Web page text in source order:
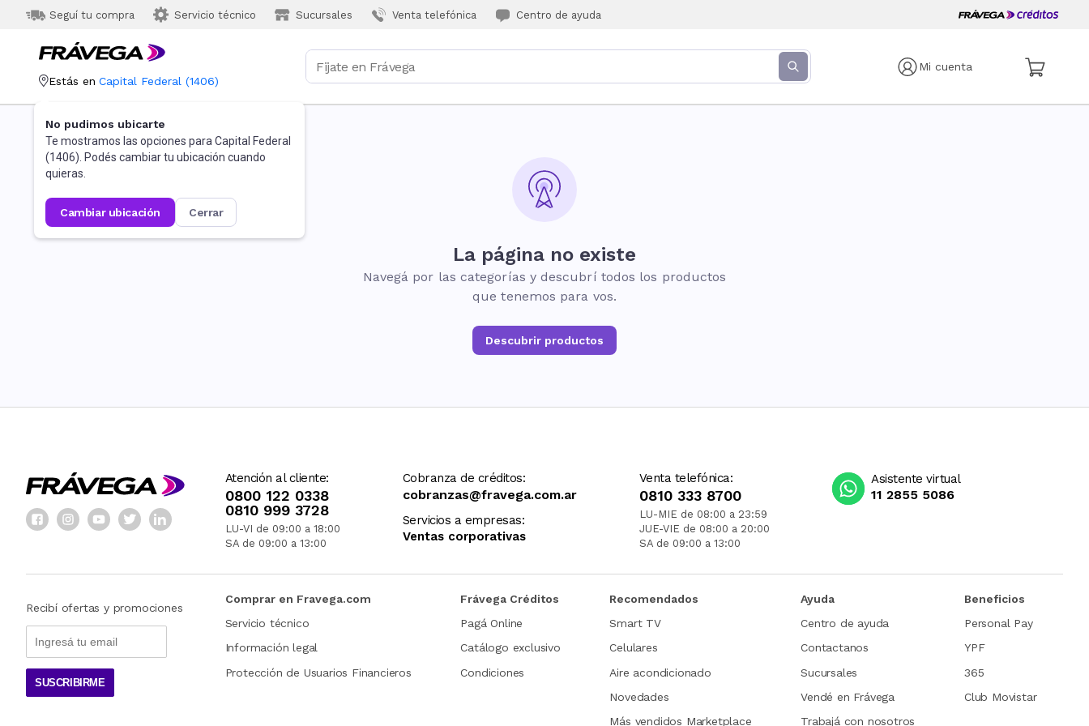
Seguí tu compra Servicio técnico Sucursales Venta telefónica Centro de ayuda
Mi cuenta
Estás en Capital Federal (1406)
No pudimos ubicarte
Te mostramos las opciones para Capital Federal
(1406). Podés cambiar tu ubicación cuando
quieras.
cambiar ubicación cerrar
La página no existe
Navegá por las categorías y descubrí todos los productos
que tenemos para vos.
Descubrir productos
Atención al cliente:
0800 122 0338
0810 999 3728
LU-VI de 09:00 a 18:00
SA de 09:00 a 13:00
Cobranza de créditos:
cobranzas@fravega.com.ar
Servicios a empresas:
Ventas corporativas
Venta telefónica:
0810 333 8700
LU-MIE de 08:00 a 23:59
JUE-VIE de 08:00 a 20:00
SA de 09:00 a 13:00
Asistente virtual
11 2855 5086
Recibí ofertas y promociones
SUSCRIBIRME
Comprar en Fravega.com
Servicio técnico
Información legal
Protección de Usuarios Financieros
Frávega Créditos
Pagá Online
Catálogo exclusivo
Condiciones
Recomendados
Smart TV
Celulares
Aire acondicionado
Novedades
Más vendidos Marketplace
Ayuda
Centro de ayuda
Contactanos
Sucursales
Vendé en Frávega
Trabajá con nosotros
Beneficios
Personal Pay
YPF
365
Club Movistar